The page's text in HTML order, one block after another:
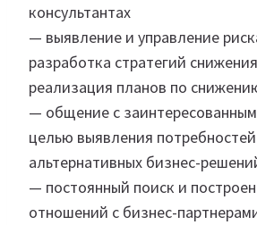
консультантах
— выявление и управление
разработка стратегий
реализация планов по
— общение с
целью выявления
альтернативных бизнес-
— постоянный поиск и
отношений с бизнес-